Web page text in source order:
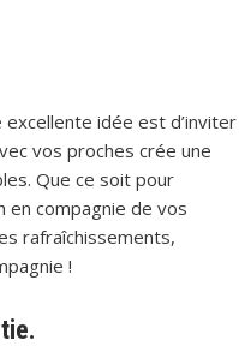
excellente idée est d’inviter
vos proches crée une
Que ce soit pour
compagnie de vos
rafraîchissements,
!